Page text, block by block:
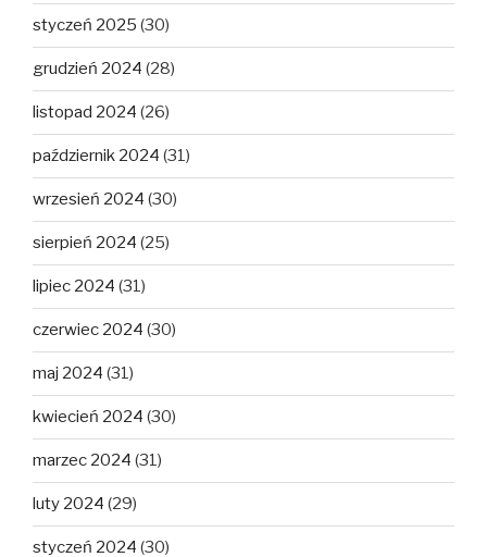
styczeń 2025 (30)
grudzień 2024 (28)
listopad 2024 (26)
październik 2024 (31)
wrzesień 2024 (30)
sierpień 2024 (25)
lipiec 2024 (31)
czerwiec 2024 (30)
maj 2024 (31)
kwiecień 2024 (30)
marzec 2024 (31)
luty 2024 (29)
styczeń 2024 (30)